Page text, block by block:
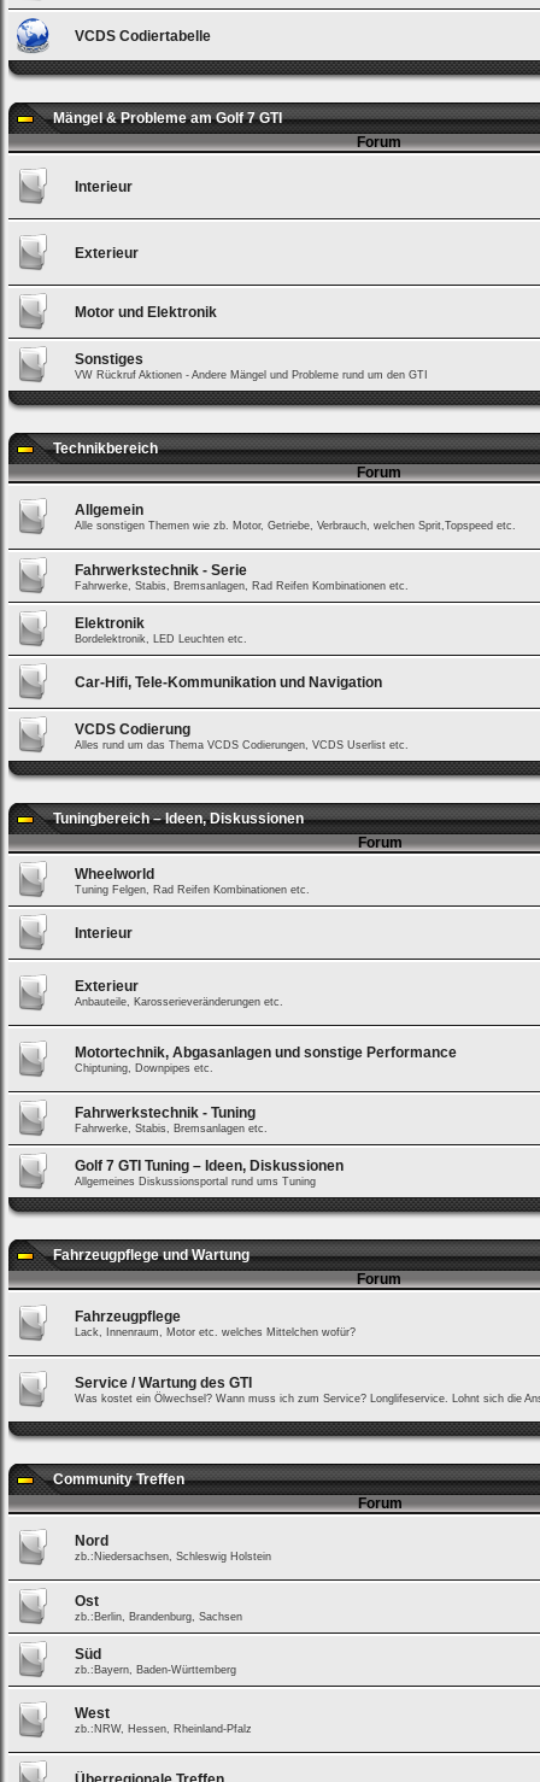
VCDS Codiertabelle
Mängel & Probleme am Golf 7 GTI
Forum
Interieur
Exterieur
Motor und Elektronik
Sonstiges
VW Rückruf Aktionen - Andere Mängel und Probleme rund um den GTI
Technikbereich
Forum
Allgemein
Alle sonstigen Themen wie zb. Motor, Getriebe, Verbrauch, welchen Sprit,Topspeed etc.
Fahrwerkstechnik - Serie
Fahrwerke, Stabis, Bremsanlagen, Rad Reifen Kombinationen etc.
Elektronik
Bordelektronik, LED Leuchten etc.
Car-Hifi, Tele-Kommunikation und Navigation
VCDS Codierung
Alles rund um das Thema VCDS Codierungen, VCDS Userlist etc.
Tuningbereich – Ideen, Diskussionen
Forum
Wheelworld
Tuning Felgen, Rad Reifen Kombinationen etc.
Interieur
Exterieur
Anbauteile, Karosserieveränderungen etc.
Motortechnik, Abgasanlagen und sonstige Performance
Chiptuning, Downpipes etc.
Fahrwerkstechnik - Tuning
Fahrwerke, Stabis, Bremsanlagen etc.
Golf 7 GTI Tuning – Ideen, Diskussionen
Allgemeines Diskussionsportal rund ums Tuning
Fahrzeugpflege und Wartung
Forum
Fahrzeugpflege
Lack, Innenraum, Motor etc. welches Mittelchen wofür?
Service / Wartung des GTI
Was kostet ein Ölwechsel? Wann muss ich zum Service? Longlifeservice. Lohnt sich die
Community Treffen
Forum
Nord
zb.:Niedersachsen, Schleswig Holstein
Ost
zb.:Berlin, Brandenburg, Sachsen
Süd
zb.:Bayern, Baden-Württemberg
West
zb.:NRW, Hessen, Rheinland-Pfalz